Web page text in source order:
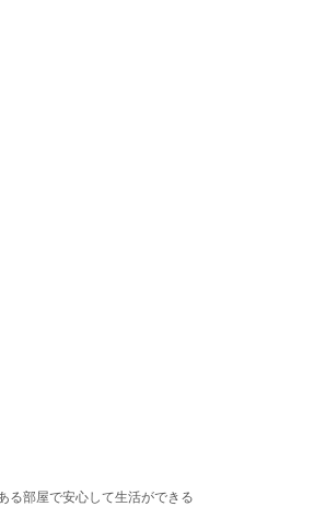
る部屋で安心して生活ができる